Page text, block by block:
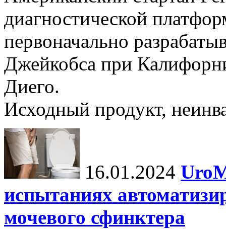
диагностической
первоначально
Джейкобса при
Диего.
Исходный продукт,
16.01.2024
испытаниях
мочевого сфинктера